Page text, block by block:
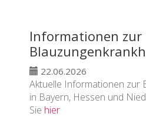
Informationen zur
22.06.2026
Aktuelle Informationen zur
in Bayern, Hessen und
Sie hier